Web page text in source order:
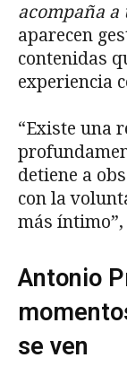
acompaña a
aparecen
contenidas
experiencia
“Existe una
detiene a
con la
más
Antonio
se ven